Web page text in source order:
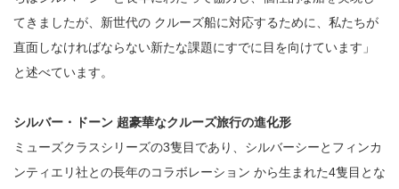
てきましたが、新世代の クルーズ船に対応するために、私たちが
直面しなければならない新たな課題にすでに目を向けています」
と述べています。
シルバー・ドーン 超豪華なクルーズ旅行の進化形
ミューズクラスシリーズの3隻目であり、シルバーシーとフィンカ
ンティエリ社との長年のコラボレーション から生まれた4隻目とな